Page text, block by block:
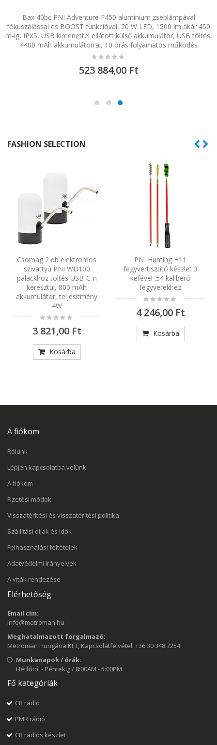
Bax 40bc PNI Adventure F450 alumínium zseblámpával
fókuszálással és BOOST funkcióval, 20 W LED, 1500 lm akár 450
m-ig, IPX5, USB kimenettel ellátott külső akkumulátor, USB töltés,
4400 mAh akkumulátorral, 10 órás folyamatos működés
Rating:
0%
523 884,00 Ft
PNI WCR15 Irodai töltő rádióállomás PMR R15
Rating:
0%
2 970,00 Ft
FASHION SELECTION
Csomag 2 db elektromos
szivattyú PNI WD100
palackhoz töltés USB-C-n
keresztül, 800 mAh
akkumulátor, teljesítmény
Rating:
3 821,00 Ft
Kosárba
PNI Hunting H11
fegyvertisztító készlet 3
kefével .54 kaliberű
fegyverekhez
Rating:
4 246,00 Ft
Kosárba
A fiókom
Rólunk
Lépjen kapcsolatba velünk
A fiókom
Fizetési módok
Visszatérítési és visszatérítési politika
Szállítási díjak és idők
Felhasználási feltételek
Adatvédelmi irányelvek
A viták rendezése
Elérhetőség
Email cím:
info@metroman.hu
Meghatalmazott forgalmazó:
Metroman Hungária KFT, Kapcsolatfelvétel: +36 30 348 7254
Munkanapok / órák:
Hétfőtől - Péntekig / 8:00AM - 5:00PM
Fő kategóriák
CB rádió
PMR rádió
CB rádiós készlet